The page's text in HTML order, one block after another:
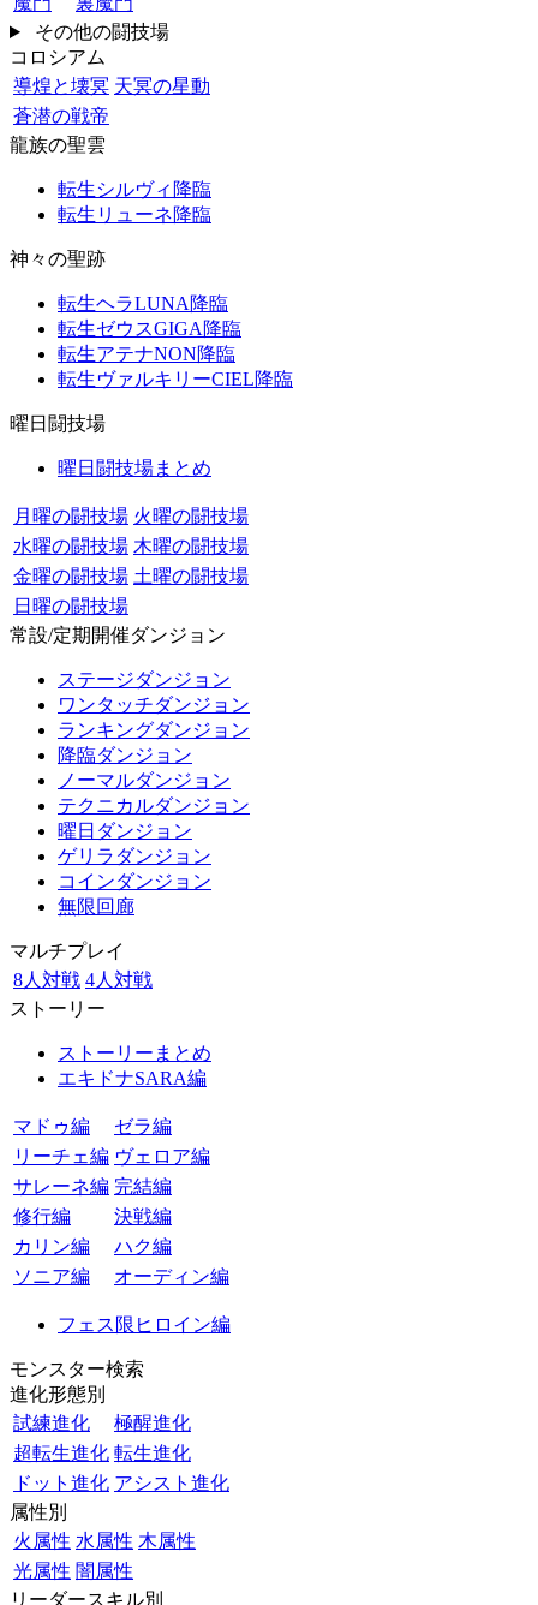
その他の闘技場
コロシアム
導煌と壊冥 天冥の星動
蒼潜の戦帝
龍族の聖雲
転生シルヴィ降臨
転生リューネ降臨
神々の聖跡
転生ヘラLUNA降臨
転生ゼウスGIGA降臨
転生アテナNON降臨
転生ヴァルキリーCIEL降臨
曜日闘技場
曜日闘技場まとめ
月曜の闘技場 火曜の闘技場
水曜の闘技場 木曜の闘技場
金曜の闘技場 土曜の闘技場
日曜の闘技場
常設/定期開催ダンジョン
ステージダンジョン
ワンタッチダンジョン
ランキングダンジョン
降臨ダンジョン
ノーマルダンジョン
テクニカルダンジョン
曜日ダンジョン
ゲリラダンジョン
コインダンジョン
無限回廊
マルチプレイ
8人対戦 4人対戦
ストーリー
ストーリーまとめ
エキドナSARA編
マドゥ編
ゼラ編
リーチェ編 ヴェロア編
サレーネ編 完結編
修行編
決戦編
カリン編
ハク編
ソニア編
オーディン編
フェス限ヒロイン編
モンスター検索
進化形態別
試練進化
極醒進化
超転生進化 転生進化
ドット進化 アシスト進化
属性別
火属性 水属性 木属性
光属性 闇属性
リーダースキル別